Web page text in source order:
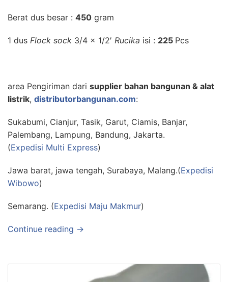
Berat dus besar : 450 gram
1 dus Flock sock 3/4 x 1/2′ Rucika isi : 225 Pcs
area Pengiriman dari supplier bahan bangunan & alat
listrik, distributorbangunan.com:
Sukabumi, Cianjur, Tasik, Garut, Ciamis, Banjar,
Palembang, Lampung, Bandung, Jakarta.
(Expedisi Multi Express)
Jawa barat, jawa tengah, Surabaya, Malang.(Expedisi
Wibowo)
Semarang. (Expedisi Maju Makmur)
Continue reading →